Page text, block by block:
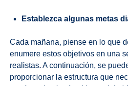
Establezca algunas metas
Cada mañana, piense en lo que
enumere estos objetivos en una
realistas. A continuación, se
proporcionar la estructura que